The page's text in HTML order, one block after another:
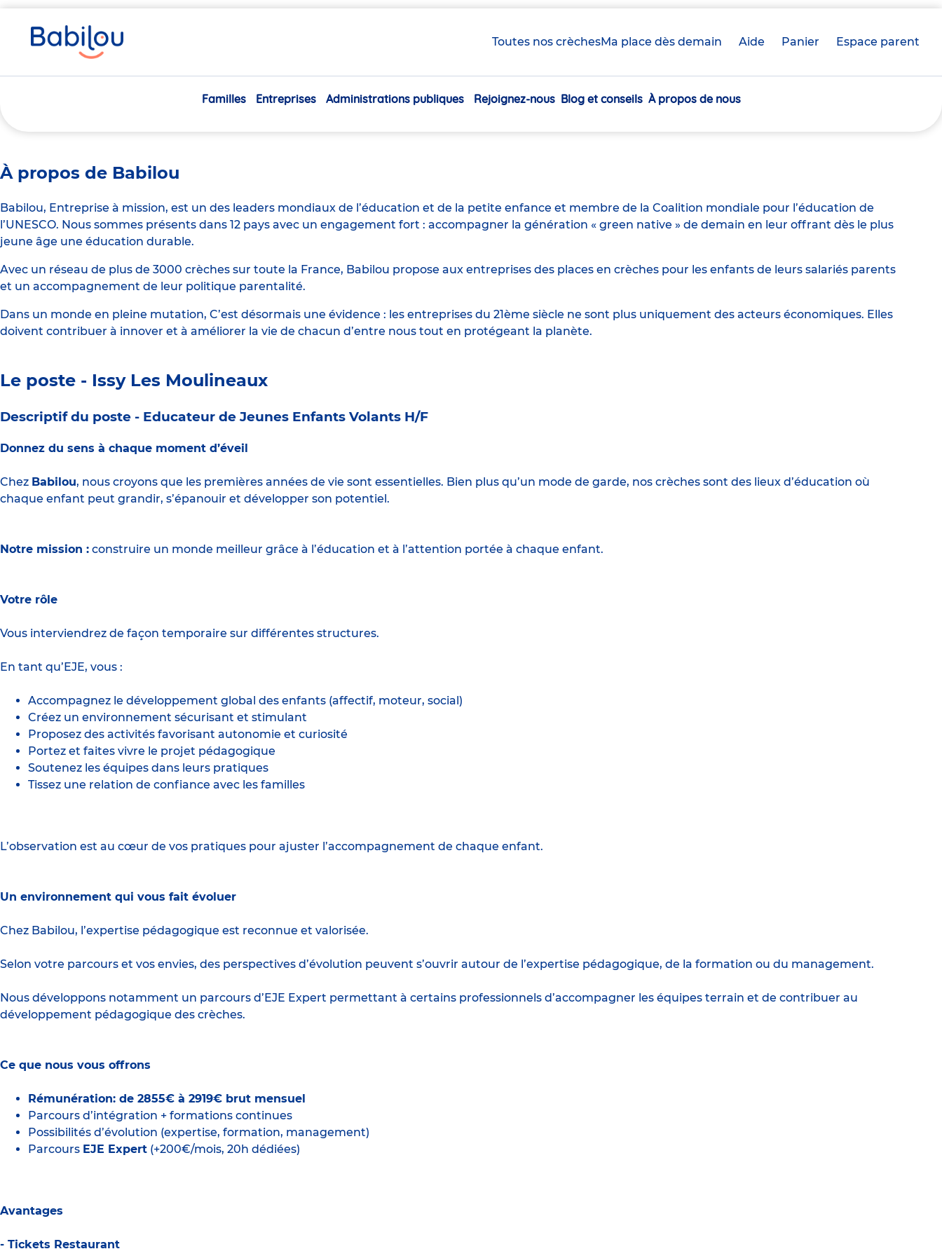
Toutes nos crèchesMa place dès demain Aide Panier crèche(s)
Espace parent
Navigation
Familles Entreprises Administrations publiques Rejoignez-nous Blog et conseils À propos de nous
êtes
ici
Educateur de Jeunes Enfants Volants H/F
À propos de Babilou
Babilou, Entreprise à mission, est un des leaders mondiaux de l’éducation et de la petite enfance et membre de la Coalition mondiale pour l’éducation de
l’UNESCO. Nous sommes présents dans 12 pays avec un engagement fort : accompagner la génération « green native » de demain en leur offrant dès le plus
jeune âge une éducation durable.
Avec un réseau de plus de 3000 crèches sur toute la France, Babilou propose aux entreprises des places en crèches pour les enfants de leurs salariés parents
et un accompagnement de leur politique parentalité.
Dans un monde en pleine mutation, C’est désormais une évidence : les entreprises du 21ème siècle ne sont plus uniquement des acteurs économiques. Elles
doivent contribuer à innover et à améliorer la vie de chacun d’entre nous tout en protégeant la planète.
Le poste - Issy Les Moulineaux
Descriptif du poste - Educateur de Jeunes Enfants Volants H/F
Donnez du sens à chaque moment d’éveil
Chez Babilou, nous croyons que les premières années de vie sont essentielles. Bien plus qu’un mode de garde, nos crèches sont des lieux d’éducation où
chaque enfant peut grandir, s’épanouir et développer son potentiel.
Notre mission : construire un monde meilleur grâce à l’éducation et à l’attention portée à chaque enfant.
Votre rôle
Vous interviendrez de façon temporaire sur différentes structures.
En tant qu’EJE, vous :
Accompagnez le développement global des enfants (affectif, moteur, social)
Créez un environnement sécurisant et stimulant
Proposez des activités favorisant autonomie et curiosité
Portez et faites vivre le projet pédagogique
Soutenez les équipes dans leurs pratiques
Tissez une relation de confiance avec les familles
L’observation est au cœur de vos pratiques pour ajuster l’accompagnement de chaque enfant.
Un environnement qui vous fait évoluer
Chez Babilou, l’expertise pédagogique est reconnue et valorisée.
Selon votre parcours et vos envies, des perspectives d’évolution peuvent s’ouvrir autour de l’expertise pédagogique, de la formation ou du management.
Nous développons notamment un parcours d’EJE Expert permettant à certains professionnels d’accompagner les équipes terrain et de contribuer au
développement pédagogique des crèches.
Ce que nous vous offrons
Rémunération: de 2855€ à 2919€ brut mensuel
Parcours d’intégration + formations continues
Possibilités d’évolution (expertise, formation, management)
Parcours EJE Expert (+200€/mois, 20h dédiées)
Avantages
- Tickets Restaurant